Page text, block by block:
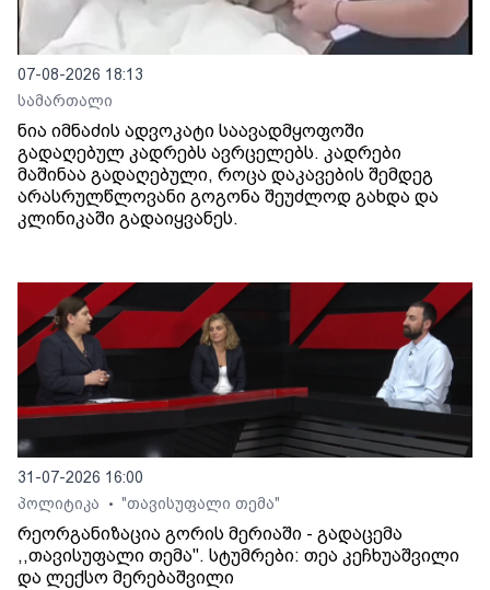
07-08-2026 18:13
სამართალი
ნია იმნაძის ადვოკატი საავადმყოფოში
გადაღებულ კადრებს ავრცელებს. კადრები
მაშინაა გადაღებული, როცა დაკავების შემდეგ
არასრულწლოვანი გოგონა შეუძლოდ გახდა და
კლინიკაში გადაიყვანეს.
31-07-2026 16:00
პოლიტიკა
• "თავისუფალი თემა"
რეორგანიზაცია გორის მერიაში - გადაცემა
,,თავისუფალი თემა". სტუმრები: თეა კეჩხუაშვილი
და ლექსო მერებაშვილი